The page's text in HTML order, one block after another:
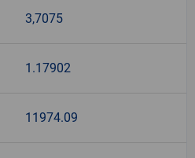
3,7075
1.17902
11974.09